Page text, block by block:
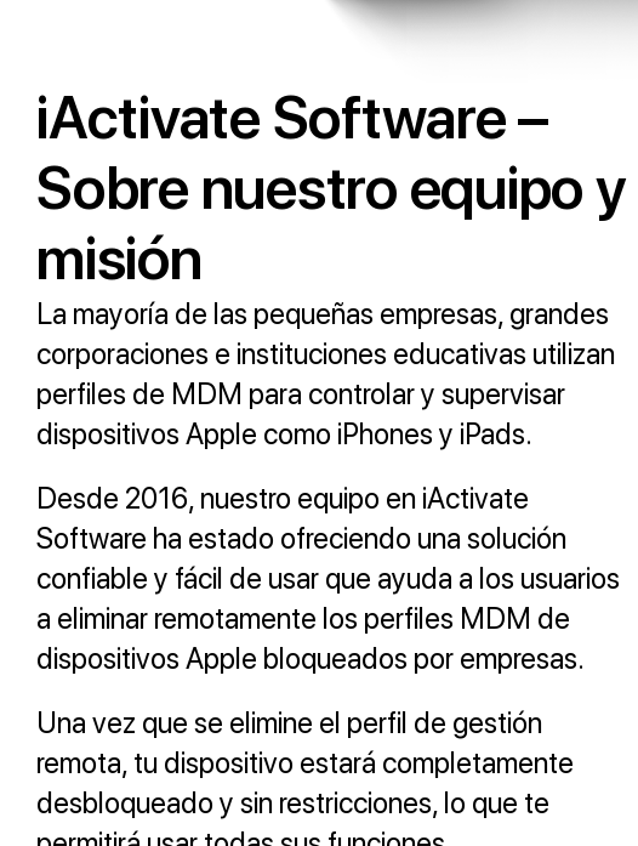
iActivate Software –
Sobre nuestro equipo y
misión
La mayoría de las pequeñas empresas, grandes
corporaciones e instituciones educativas utilizan
perfiles de MDM para controlar y supervisar
dispositivos Apple como iPhones y iPads.
Desde 2016, nuestro equipo en iActivate
Software ha estado ofreciendo una solución
confiable y fácil de usar que ayuda a los usuarios
a eliminar remotamente los perfiles MDM de
dispositivos Apple bloqueados por empresas.
Una vez que se elimine el perfil de gestión
remota, tu dispositivo estará completamente
desbloqueado y sin restricciones, lo que te